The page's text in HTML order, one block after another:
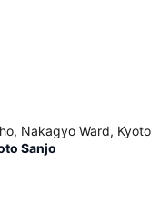
Nakagyo Ward, Kyoto
Sanjo